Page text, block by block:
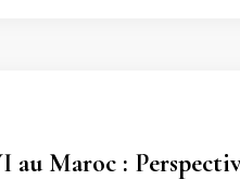
Maroc :